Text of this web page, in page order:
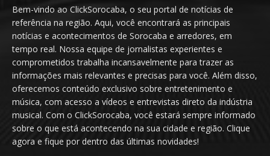
Bem-vindo ao ClickSorocaba, o seu portal de notícias de
referência na região. Aqui, você encontrará as principais
notícias e acontecimentos de Sorocaba e arredores, em
tempo real. Nossa equipe de jornalistas experientes e
comprometidos trabalha incansavelmente para trazer as
informações mais relevantes e precisas para você. Além disso,
oferecemos conteúdo exclusivo sobre entretenimento e
música, com acesso a vídeos e entrevistas direto da indústria
musical. Com o ClickSorocaba, você estará sempre informado
sobre o que está acontecendo na sua cidade e região. Clique
agora e fique por dentro das últimas novidades!